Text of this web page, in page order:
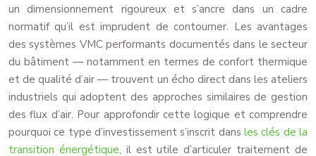
un dimensionnement rigoureux et s’ancre dans un cadre
normatif qu’il est imprudent de contourner. Les avantages
des systèmes VMC performants documentés dans le secteur
du bâtiment — notamment en termes de confort thermique
et de qualité d’air — trouvent un écho direct dans les ateliers
industriels qui adoptent des approches similaires de gestion
des flux d’air. Pour approfondir cette logique et comprendre
pourquoi ce type d’investissement s’inscrit dans les clés de la
transition énergétique, il est utile d’articuler traitement de